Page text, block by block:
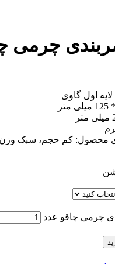
چرمی
اول گاوی
محصول: کم حجم، سبک وزن
چرمی چاقو عدد